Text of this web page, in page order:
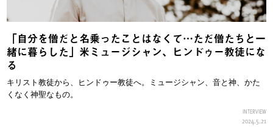
「自分を僧だと名乗ったことはなくて…ただ僧たちと一
緒に暮らした」米ミュージシャン、ヒンドゥー教徒にな
る
キリスト教徒から、ヒンドゥー教徒へ。ミュージシャン、音と神、かた
くなく神聖なもの。
INTERVIEW
2024.5.21